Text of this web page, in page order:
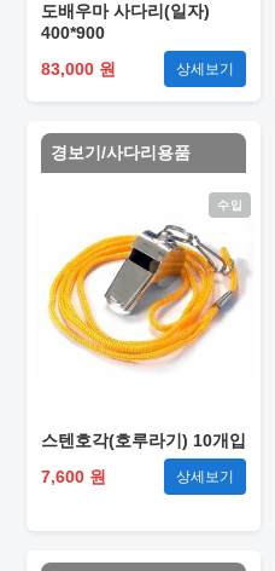
도배우마 사다리(일자)
400*900
83,000 원
상세보기
경보기/사다리용품
수입
스텐호각(호루라기) 10개입
7,600 원
상세보기